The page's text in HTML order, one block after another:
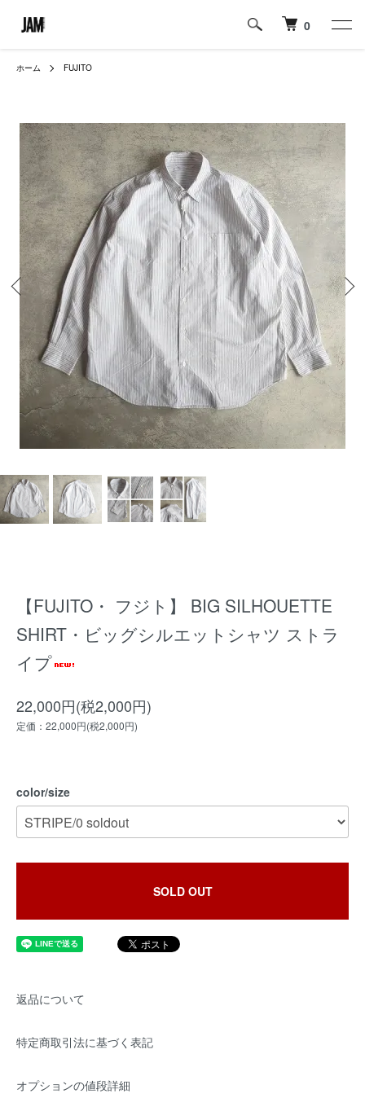
0
ホーム FUJITO
【FUJITO・ フジト】 BIG SILHOUETTE
SHIRT・ビッグシルエットシャツ ストラ
イプ
22,000円(税2,000円)
定価：22,000円(税2,000円)
color/size
SOLD OUT
返品について
特定商取引法に基づく表記
オプションの値段詳細